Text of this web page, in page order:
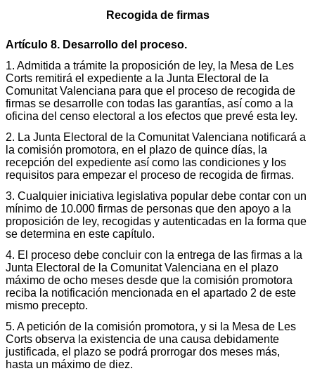
Recogida de firmas
Artículo 8. Desarrollo del proceso.
1. Admitida a trámite la proposición de ley, la Mesa de Les
Corts remitirá el expediente a la Junta Electoral de la
Comunitat Valenciana para que el proceso de recogida de
firmas se desarrolle con todas las garantías, así como a la
oficina del censo electoral a los efectos que prevé esta ley.
2. La Junta Electoral de la Comunitat Valenciana notificará a
la comisión promotora, en el plazo de quince días, la
recepción del expediente así como las condiciones y los
requisitos para empezar el proceso de recogida de firmas.
3. Cualquier iniciativa legislativa popular debe contar con un
mínimo de 10.000 firmas de personas que den apoyo a la
proposición de ley, recogidas y autenticadas en la forma que
se determina en este capítulo.
4. El proceso debe concluir con la entrega de las firmas a la
Junta Electoral de la Comunitat Valenciana en el plazo
máximo de ocho meses desde que la comisión promotora
reciba la notificación mencionada en el apartado 2 de este
mismo precepto.
5. A petición de la comisión promotora, y si la Mesa de Les
Corts observa la existencia de una causa debidamente
justificada, el plazo se podrá prorrogar dos meses más,
hasta un máximo de diez.